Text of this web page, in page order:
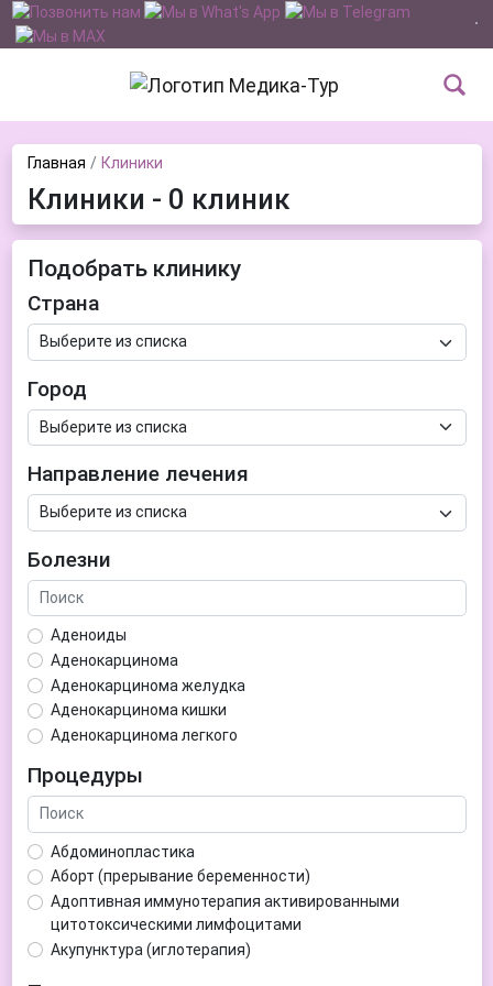
Главная Клиники
Клиники - 0 клиник
Подобрать клинику
Страна
Город
Направление лечения
Болезни
Аденоиды
Аденокарцинома
Аденокарцинома желудка
Аденокарцинома кишки
Аденокарцинома легкого
Аденома гипофиза
Аденома простаты
Аденома щитовидной железы
Аденомиоз
Адентия
Азооспермия
Акне (угри)
Алкоголизм
Процедуры
Абдоминопластика
Аборт (прерывание беременности)
Адоптивная иммунотерапия активированными
цитотоксическими лимфоцитами
Акупунктура (иглотерапия)